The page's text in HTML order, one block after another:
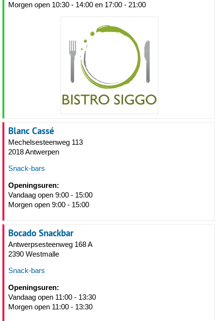
Morgen open 10:30 - 14:00 en 17:00 - 21:00
Blanc Cassé
Mechelsesteenweg 113
2018 Antwerpen
Snack-bars
Openingsuren:
Vandaag open 9:00 - 15:00
Morgen open 9:00 - 15:00
Bocado Snackbar
Antwerpsesteenweg 168 A
2390 Westmalle
Snack-bars
Openingsuren:
Vandaag open 11:00 - 13:30
Morgen open 11:00 - 13:30